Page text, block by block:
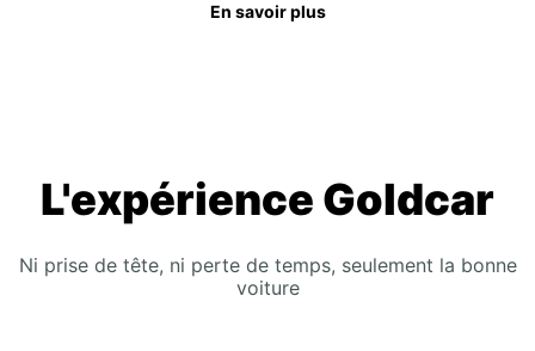
En savoir plus
L'expérience Goldcar
Ni prise de tête, ni perte de temps, seulement la bonne
voiture